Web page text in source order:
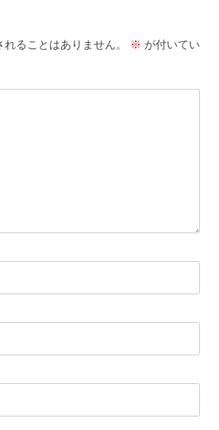
ることはありません。 ※ が付いてい